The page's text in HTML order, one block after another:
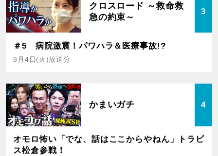
クロスロード ～救命救
急の約束～
3
＃5 病院激震！パワハラ＆医療事故!?
8月4日(火)放送分
かまいガチ 4
オモロ怖い「でな、話はここからやねん」トラビ
ス松倉参戦！